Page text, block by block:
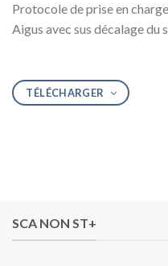
Protocole de prise en
Aigus avec sus décalage du
TÉLÉCHARGER
SCA NON ST+